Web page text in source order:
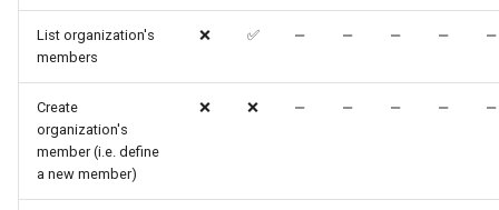
List organization's
members
❌ ✅ ‒ ‒ ‒ ‒ ‒
Create
organization's
member (i.e. define
a new member)
❌ ❌ ‒ ‒ ‒ ‒ ‒